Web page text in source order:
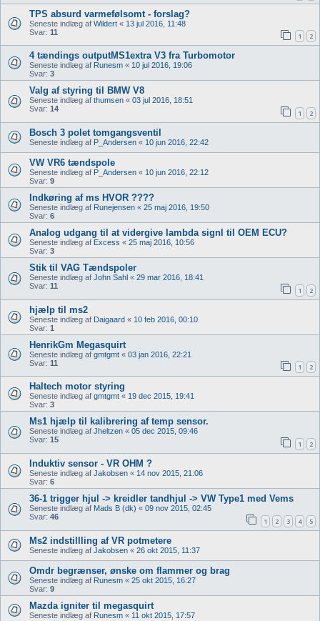
TPS absurd varmefølsomt - forslag?
Seneste indlæg af Wildert « 13 jul 2016, 11:48
Svar: 11 1 2
4 tændings outputMS1extra V3 fra Turbomotor
Seneste indlæg af Runesm « 10 jul 2016, 19:06
Svar: 3
Valg af styring til BMW V8
Seneste indlæg af thumsen « 03 jul 2016, 18:51
Svar: 14 1 2
Bosch 3 polet tomgangsventil
Seneste indlæg af P_Andersen « 10 jun 2016, 22:42
VW VR6 tændspole
Seneste indlæg af P_Andersen « 10 jun 2016, 22:12
Svar: 9
Indkøring af ms HVOR ????
Seneste indlæg af Runejensen « 25 maj 2016, 19:50
Svar: 6
Analog udgang til at vidergive lambda signl til OEM ECU?
Seneste indlæg af Excess « 25 maj 2016, 10:56
Svar: 3
Stik til VAG Tændspoler
Seneste indlæg af John Sahl « 29 mar 2016, 18:41
Svar: 11 1 2
hjælp til ms2
Seneste indlæg af Daigaard « 10 feb 2016, 00:10
Svar: 1
HenrikGm Megasquirt
Seneste indlæg af gmtgmt « 03 jan 2016, 22:21
Svar: 11 1 2
Haltech motor styring
Seneste indlæg af gmtgmt « 19 dec 2015, 19:41
Svar: 3
Ms1 hjælp til kalibrering af temp sensor.
Seneste indlæg af Jheltzen « 05 dec 2015, 09:46
Svar: 15 1 2
Induktiv sensor - VR OHM ?
Seneste indlæg af Jakobsen « 14 nov 2015, 21:06
Svar: 6
36-1 trigger hjul -> kreidler tandhjul -> VW Type1 med Vems
Seneste indlæg af Mads B (dk) « 09 nov 2015, 02:45
Svar: 46 1 2 3 4 5
Ms2 indstillling af VR potmetere
Seneste indlæg af Jakobsen « 26 okt 2015, 11:37
Omdr begrænser, ønske om flammer og brag
Seneste indlæg af Runesm « 25 okt 2015, 16:27
Svar: 9
Mazda igniter til megasquirt
Seneste indlæg af Runesm « 11 okt 2015, 17:57